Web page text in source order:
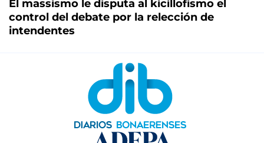
El massismo le disputa al kicillofismo el
control del debate por la relección de
intendentes